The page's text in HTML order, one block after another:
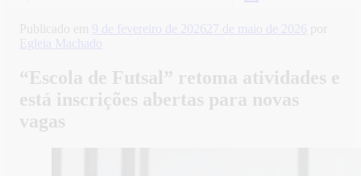
Publicado em 9 de fevereiro de 2026 27 de maio de 2026 por
Egleia Machado
“Escola de Futsal” retoma atividades e
está inscrições abertas para novas
vagas